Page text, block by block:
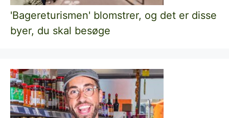
'Bagereturismen' blomstrer, og det er disse
byer, du skal besøge